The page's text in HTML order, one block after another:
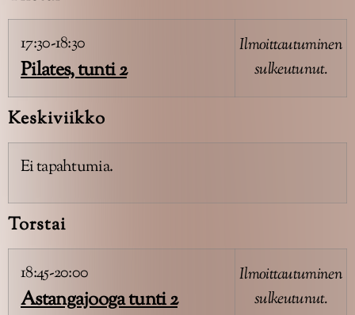
17:30-18:30
Pilates, tunti 2
Ilmoittautuminen
sulkeutunut.
Keskiviikko
Ei tapahtumia.
Torstai
18:45-20:00
Astangajooga tunti 2
Ilmoittautuminen
sulkeutunut.